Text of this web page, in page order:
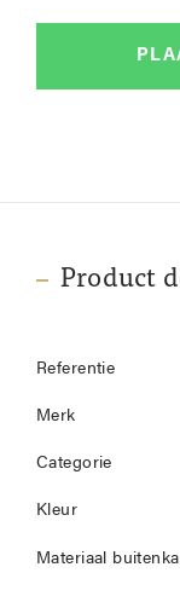
Product
Referentie
Merk
Categorie
Kleur
Materiaal